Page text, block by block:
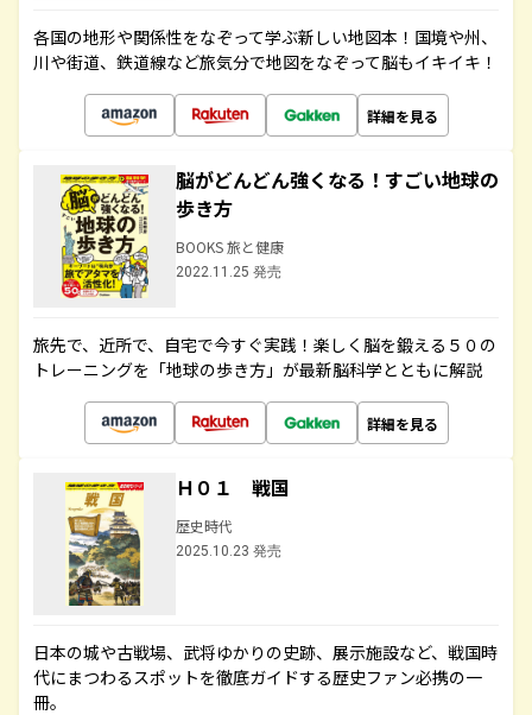
各国の地形や関係性をなぞって学ぶ新しい地図本！国境や州、
川や街道、鉄道線など旅気分で地図をなぞって脳もイキイキ！
詳細を見る
脳がどんどん強くなる！すごい地球の
歩き方
BOOKS 旅と健康
2022.11.25 発売
旅先で、近所で、自宅で今すぐ実践！楽しく脳を鍛える５０の
トレーニングを「地球の歩き方」が最新脳科学とともに解説
詳細を見る
Ｈ０１ 戦国
歴史時代
2025.10.23 発売
日本の城や古戦場、武将ゆかりの史跡、展示施設など、戦国時
代にまつわるスポットを徹底ガイドする歴史ファン必携の一
冊。